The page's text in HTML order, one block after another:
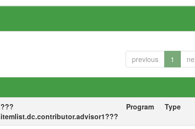
previous 1
???
itemlist.dc.contributor.advisor1???
Program Type